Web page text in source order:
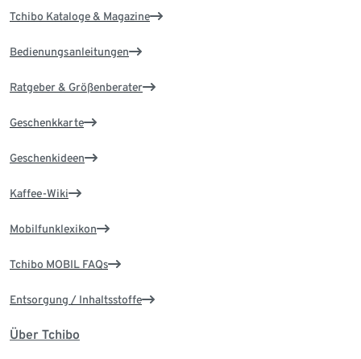
Tchibo Kataloge & Magazine
Bedienungsanleitungen
Ratgeber & Größenberater
Geschenkkarte
Geschenkideen
Kaffee-Wiki
Mobilfunklexikon
Tchibo MOBIL FAQs
Entsorgung / Inhaltsstoffe
Über Tchibo